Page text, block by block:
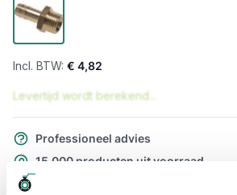
€ 4,82
Levertijd wordt berekend...
Professioneel advies
15.000 producten uit voorraad